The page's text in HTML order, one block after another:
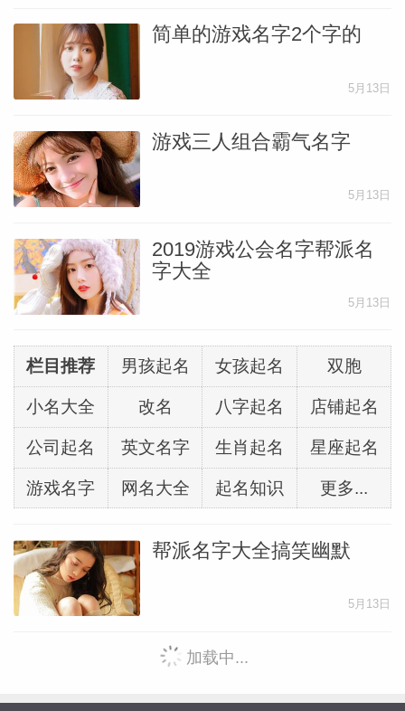
简单的游戏名字2个字的
5月13日
游戏三人组合霸气名字
5月13日
2019游戏公会名字帮派名
字大全
5月13日
栏目推荐 男孩起名 女孩起名 双胞
小名大全 改名 八字起名 店铺起名
公司起名 英文名字 生肖起名 星座起名
游戏名字 网名大全 起名知识 更多...
帮派名字大全搞笑幽默
5月13日
加载中...